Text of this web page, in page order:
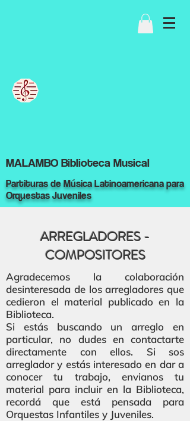
MALAMBO Biblioteca Musical
Partituras de Música Latinoamericana para
Orquestas Juveniles
ARREGLADORES -
COMPOSITORES
Agradecemos la colaboración
desinteresada de los arregladores que
cedieron el material publicado en la
Biblioteca.
Si estás buscando un arreglo en
particular, no dudes en contactarte
directamente con ellos. Si sos
arreglador y estás interesado en dar a
conocer tu trabajo, envianos tu
material para incluir en la Biblioteca,
recordá que está pensada para
Orquestas Infantiles y Juveniles.